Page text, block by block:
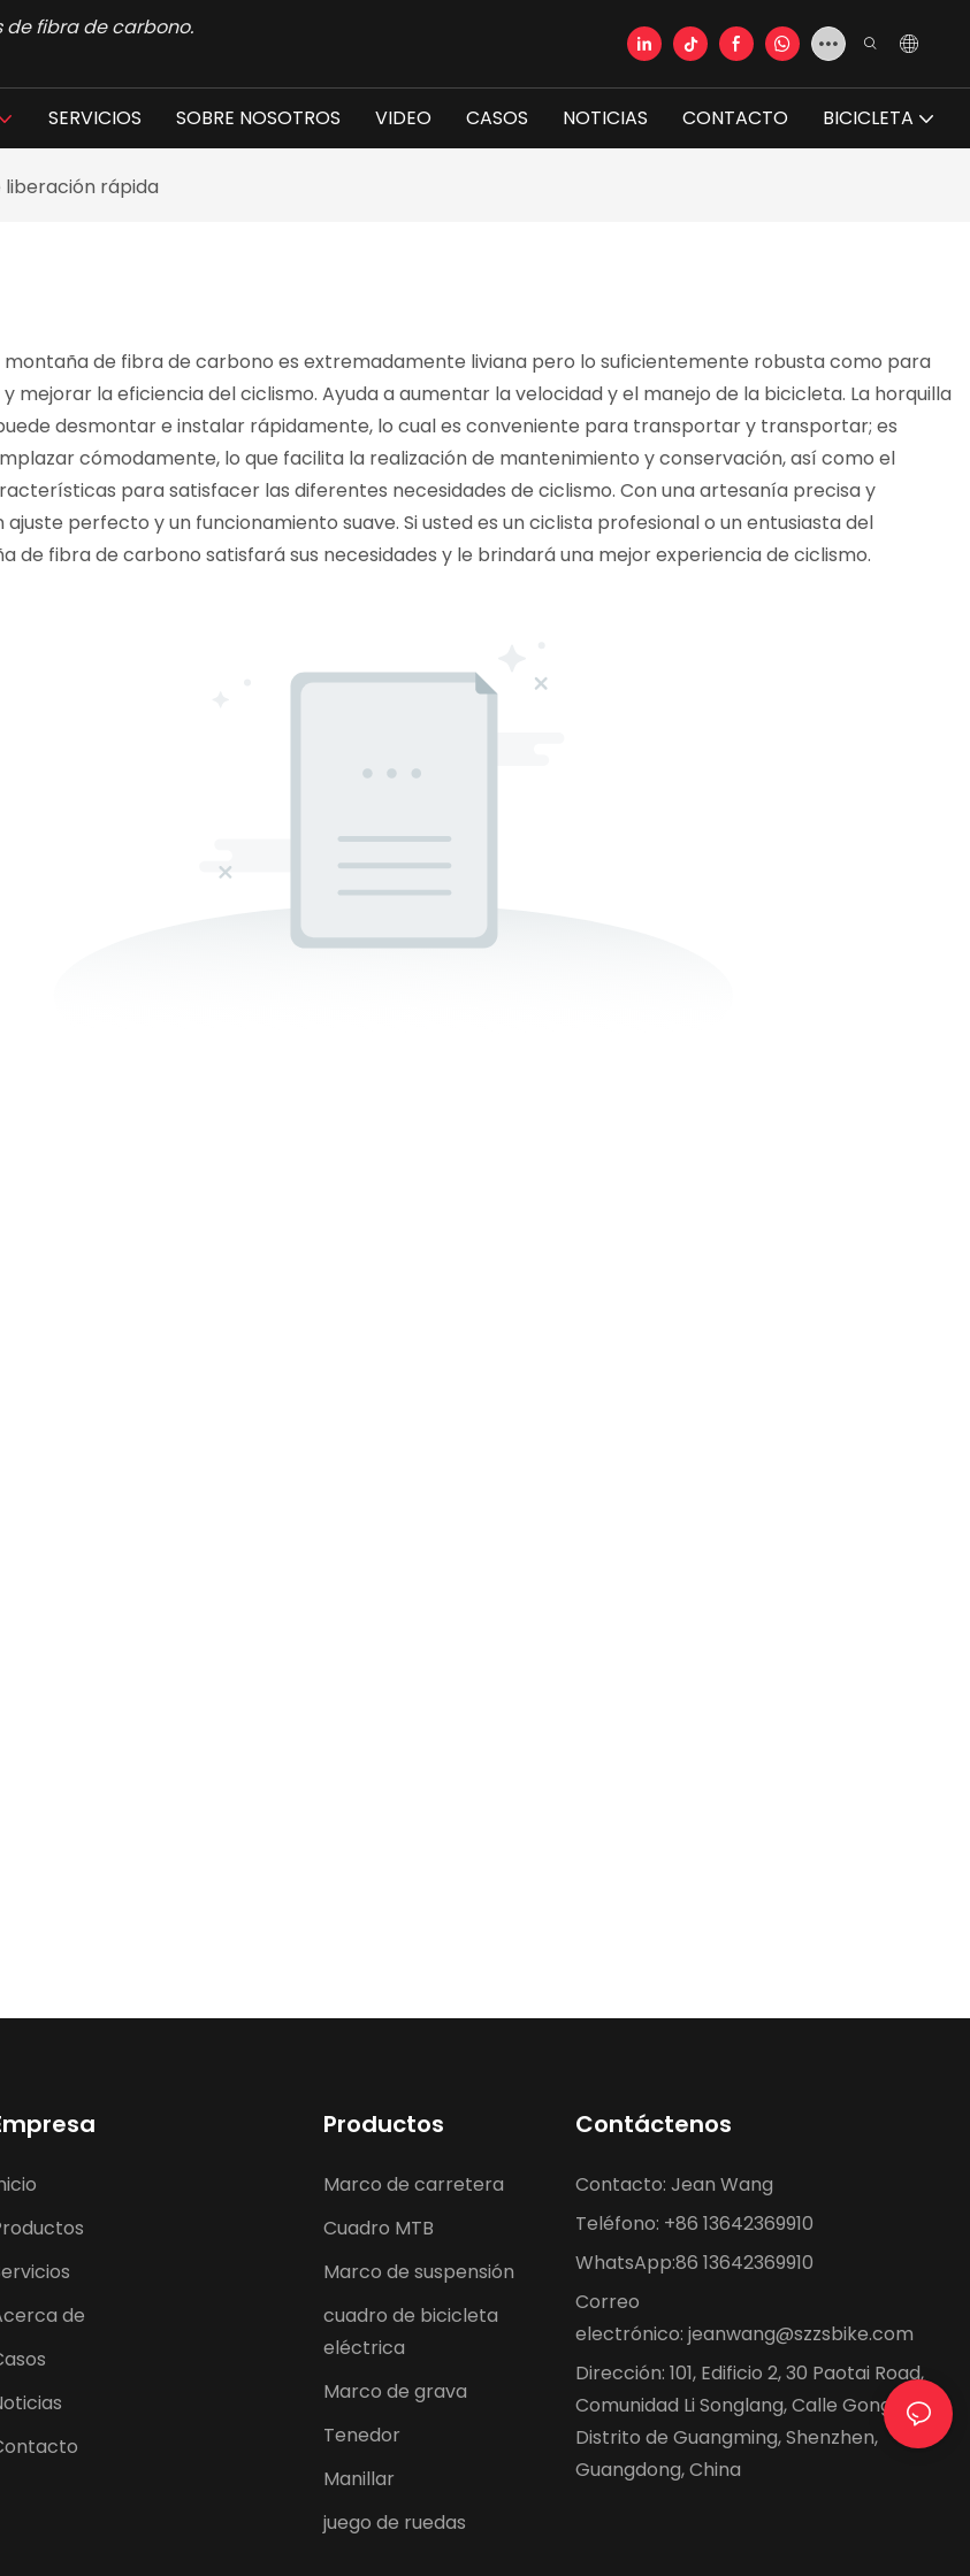
de fibra de carbono.
SERVICIOS SOBRE NOSOTROS VIDEO CASOS NOTICIAS CONTACTO BICICLETA
liberación rápida
de fibra de carbono es extremadamente liviana pero lo suficientemente robusta como para
la eficiencia del ciclismo. Ayuda a aumentar la velocidad y el manejo de la bicicleta. La horquilla
desmontar e instalar rápidamente, lo cual es conveniente para transportar y transportar; es
cómodamente, lo que facilita la realización de mantenimiento y conservación, así como el
para satisfacer las diferentes necesidades de ciclismo. Con una artesanía precisa y
perfecto y un funcionamiento suave. Si usted es un ciclista profesional o un entusiasta del
fibra de carbono satisfará sus necesidades y le brindará una mejor experiencia de ciclismo.
de
Productos
Marco de carretera
Cuadro MTB
Marco de suspensión
cuadro de bicicleta
eléctrica
Marco de grava
Tenedor
Manillar
juego de ruedas
Contáctenos
Contacto: Jean Wang
Teléfono: +86 13642369910
WhatsApp:86 13642369910
Correo
electrónico: jeanwang@szzsbike.com
Dirección: 101, Edificio 2, 30 Paotai Road,
Comunidad Li Songlang, Calle Gongming,
Distrito de Guangming, Shenzhen,
Guangdong, China